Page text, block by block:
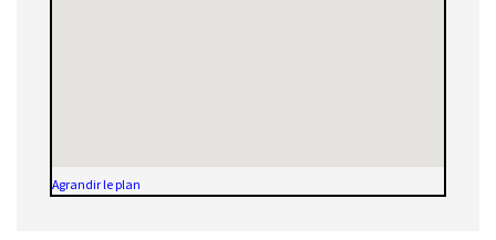
Agrandir le plan